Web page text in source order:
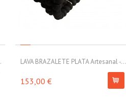
LAVA BRAZALETE PLATA Artesanal -...
153,00 €